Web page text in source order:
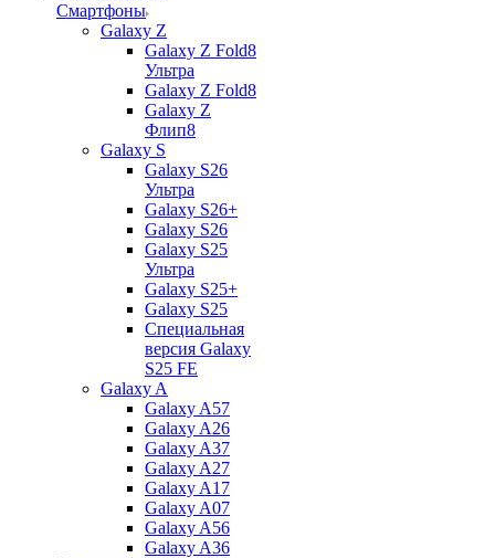
Смартфоны
Galaxy Z
Galaxy Z Fold8
Ультра
Galaxy Z Fold8
Galaxy Z
Флип8
Galaxy S
Galaxy S26
Ультра
Galaxy S26+
Galaxy S26
Galaxy S25
Ультра
Galaxy S25+
Galaxy S25
Специальная
версия Galaxy
S25 FE
Galaxy A
Galaxy A57
Galaxy A26
Galaxy A37
Galaxy A27
Galaxy A17
Galaxy A07
Galaxy A56
Galaxy A36